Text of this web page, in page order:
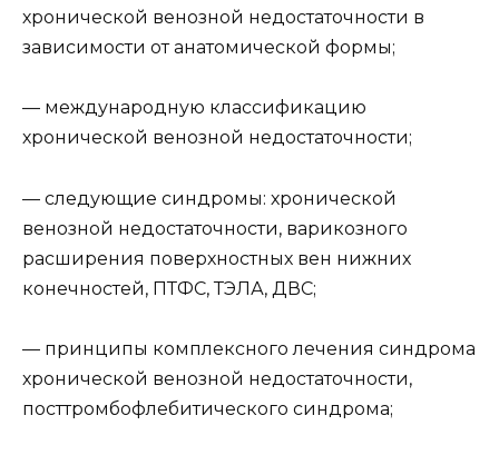
хронической венозной недостаточности в
зависимости от анатомической формы;
— международную классификацию
хронической венозной недостаточности;
— следующие синдромы: хронической
венозной недостаточности, варикозного
расширения поверхностных вен нижних
конечностей, ПТФС, ТЭЛА, ДВС;
— принципы комплексного лечения синдрома
хронической венозной недостаточности,
посттромбофлебитического синдрома;